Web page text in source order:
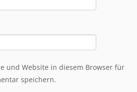
und Website in diesem Browser für
speichern.